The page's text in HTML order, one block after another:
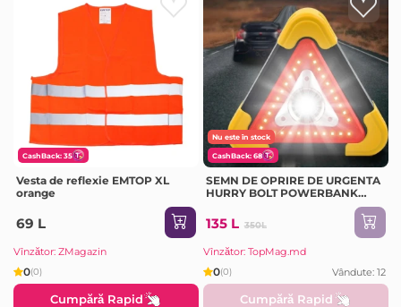
CashBack: 35
Vesta de reflexie EMTOP XL
orange
69 L
Vînzător: ZMagazin
0(0)
Cumpără Rapid
Nu este în stock
CashBack: 68
SEMN DE OPRIRE DE URGENTA
HURRY BOLT POWERBANK
135 L 350L
Vînzător: TopMag.md
0(0) Vândute: 12
Cumpără Rapid